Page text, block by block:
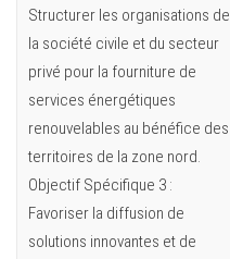
Structurer les organisations de
la société civile et du secteur
privé pour la fourniture de
services énergétiques
renouvelables au bénéfice des
territoires de la zone nord.
Objectif Spécifique 3 :
Favoriser la diffusion de
solutions innovantes et de